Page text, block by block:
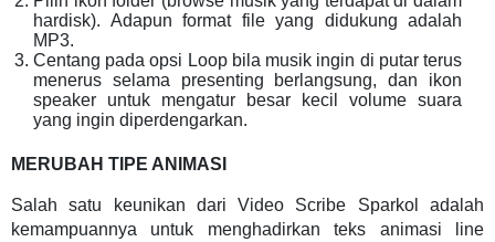
hardisk). Adapun format file yang didukung adalah
MP3.
Centang pada opsi Loop bila musik ingin di putar terus
menerus selama presenting berlangsung, dan ikon
speaker untuk mengatur besar kecil volume suara
yang ingin diperdengarkan.
MERUBAH TIPE ANIMASI
Salah satu keunikan dari Video Scribe Sparkol adalah
kemampuannya untuk menghadirkan teks animasi line